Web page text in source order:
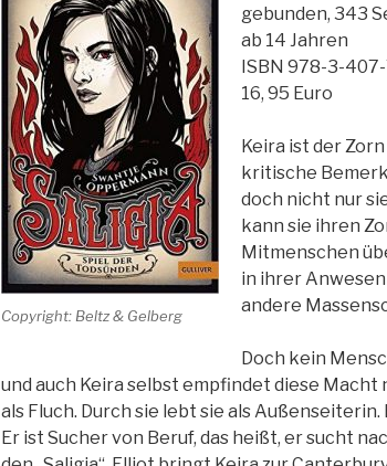
Copyright: Beltz & Gelberg
gebunden, 343
ab 14 Jahren
ISBN 978-3-
16, 95 Euro
Keira ist der
kritische
doch nicht nur
kann sie ihren
Mitmenschen
in ihrer
andere
Doch kein
und auch Keira selbst empfindet diese Macht
als Fluch. Durch sie lebt sie als Außenseiterin.
Er ist Sucher von Beruf, das heißt, er sucht